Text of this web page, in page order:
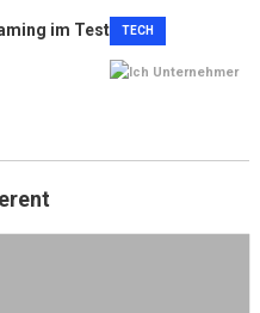
TECH
im Test